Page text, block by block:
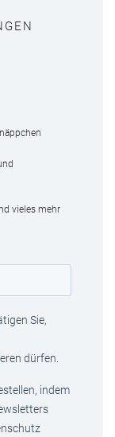
vieles mehr
Sie,
dürfen.
indem